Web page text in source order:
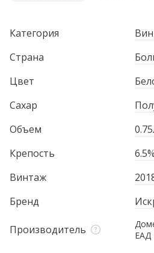
Категория
Страна
Цвет
Сахар
Объем
Крепость
6.5%
Винтаж
Бренд
Производитель
ЕАД